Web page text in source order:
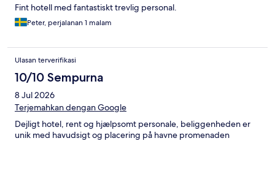
Fint hotell med fantastiskt trevlig personal.
Peter, perjalanan 1 malam
Ulasan terverifikasi
10/10 Sempurna
8 Jul 2026
Terjemahkan dengan Google
Dejligt hotel, rent og hjælpsomt personale, beliggenheden er
unik med havudsigt og placering på havne promenaden